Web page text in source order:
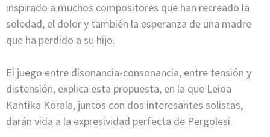
inspirado a muchos compositores que han recreado la
soledad, el dolor y también la esperanza de una madre
que ha perdido a su hijo.
El juego entre disonancia-consonancia, entre tensión y
distensión, explica esta propuesta, en la que Leioa
Kantika Korala, juntos con dos interesantes solistas,
darán vida a la expresividad perfecta de Pergolesi.